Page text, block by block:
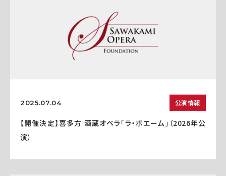
2025.07.04 公演情報
【開催決定】喜多方 酒蔵オペラ「ラ・ボエーム」（2026年公
演）